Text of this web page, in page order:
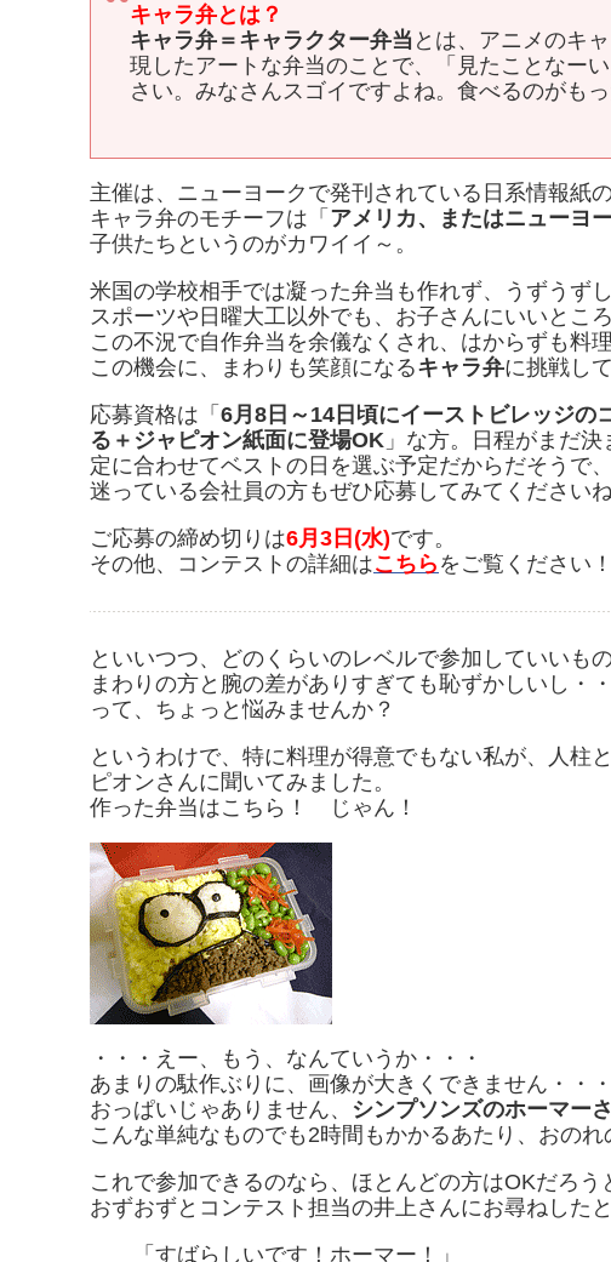
キャラ弁とは？
キャラ弁＝キャラクター弁当 とは、アニメのキ
現したアートな弁当のことで、「見たことなー
さい。みなさんスゴイですよね。食べるのがもっ
主催は、ニューヨークで発刊されている日系情報紙
キャラ弁のモチーフは「 アメリカ、またはニューヨ
子供たちというのがカワイイ～。
米国の学校相手では凝った弁当も作れず、うずうず
スポーツや日曜大工以外でも、お子さんにいいとこ
この不況で自作弁当を余儀なくされ、はからずも料
この機会に、まわりも笑顔になるキャラ弁に挑戦し
応募資格は「 6月8日～14日頃にイーストビレッジの
る＋ジャピオン紙面に登場OK 」な方。日程がまだ
定に合わせてベストの日を選ぶ予定だからだそうで
迷っている会社員の方もぜひ応募してみてくださいね
ご応募の締め切りは6月3日(水)です。
その他、コンテストの詳細はこちら をご覧ください！
といいつつ、どのくらいのレベルで参加していいも
まわりの方と腕の差がありすぎても恥ずかしいし・・
って、ちょっと悩みませんか？
というわけで、特に料理が得意でもない私が、人柱
ピオンさんに聞いてみました。
作った弁当はこちら！ じゃん！
・・・えー、もう、なんていうか・・・
あまりの駄作ぶりに、画像が大きくできません・・・
おっぱいじゃありません、 シンプソンズのホーマー
こんな単純なものでも2時間もかかるあたり、おのれ
これで参加できるのなら、ほとんどの方はOKだろう
おずおずとコンテスト担当の井上さんにお尋ねした
「すばらしいです！ホーマー！」